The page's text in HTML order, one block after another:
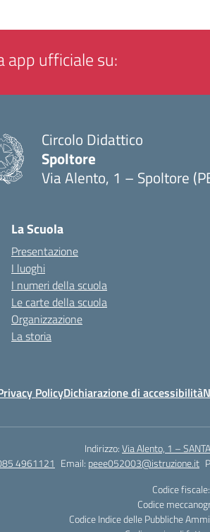
app ufficiale su:
Circolo Didattico
Spoltore
Via Alento, 1 – Spoltore
La Scuola
Presentazione
I luoghi
I numeri della scuola
Le carte della scuola
Organizzazione
La storia
PolicyDichiarazione di accessibilità
Indirizzo:Via Alento, 1 –
4961121 Email: peee052003@istruzione.it
Codice
Codice
Codice Indice delle Pubbliche